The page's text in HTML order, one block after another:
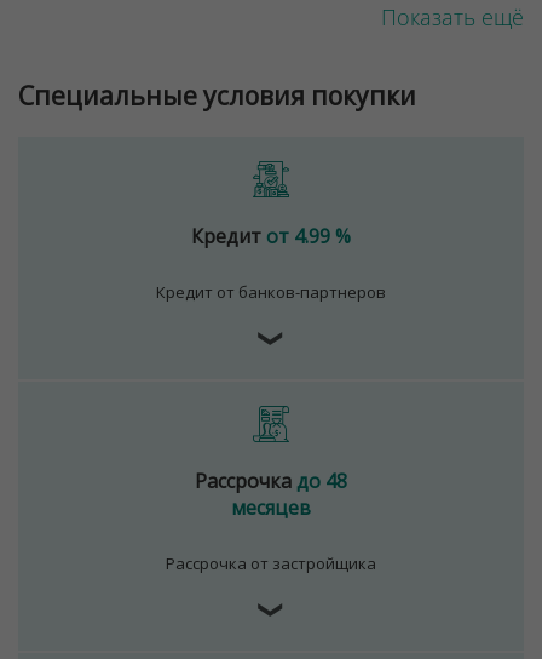
Показать ещё
Специальные условия покупки
Кредит от 4.99 %
Кредит от банков-партнеров
❯
Рассрочкадо 48
месяцев
Рассрочка от застройщика
❯